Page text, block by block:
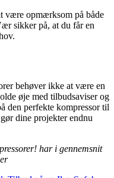
være opmærksom på både
sikker på, at du får en
behøver ikke at være en
øje med tilbudsaviser og
den perfekte kompressor til
dine projekter endnu
har i gennemsnit